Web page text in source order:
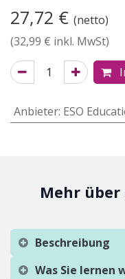
27,72 € (netto)
(32,99 € inkl. MwSt)
Anbieter: ESO
Mehr über
Beschreibung
Was Sie lernen